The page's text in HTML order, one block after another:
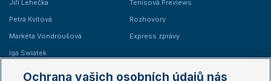
Jiří Lehečka
Petra Kvitová
Markéta Vondroušová
Iga Swiatek
Tenisová Previews
Rozhovory
Express zprávy
Ochrana vašich osobních údajů nás